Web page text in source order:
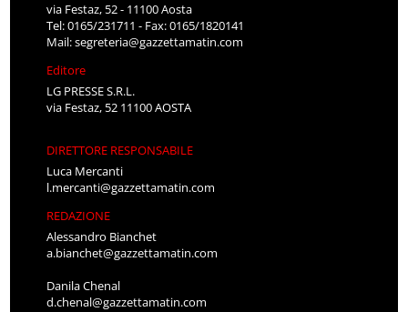
via Festaz, 52 - 11100 Aosta
Tel: 0165/231711 - Fax: 0165/1820141
Mail:segreteria@gazzettamatin.com
Editore
LG PRESSE S.R.L.
via Festaz, 52 11100 AOSTA
DIRETTORE RESPONSABILE
Luca Mercanti
l.mercanti@gazzettamatin.com
REDAZIONE
Alessandro Bianchet
a.bianchet@gazzettamatin.com
Danila Chenal
d.chenal@gazzettamatin.com